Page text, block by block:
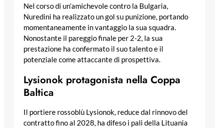
Nel corso di un’amichevole contro la Bulgaria,
Nuredini ha realizzato un gol su punizione, portando
momentaneamente in vantaggio la sua squadra.
Nonostante il pareggio finale per 2-2, la sua
prestazione ha confermato il suo talento e il
potenziale come attaccante di prospettiva.
Lysionok protagonista nella Coppa
Baltica
Il portiere rossoblù Lysionok, reduce dal rinnovo del
contratto fino al 2028, ha difeso i pali della Lituania